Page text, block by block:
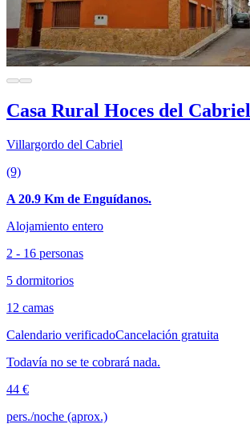
Casa Rural Hoces del Cabriel
Villargordo del Cabriel
(9)
A 20.9 Km de Enguídanos.
Alojamiento entero
2 - 16 personas
5 dormitorios
12 camas
Calendario verificadoCancelación gratuita
Todavía no se te cobrará nada.
44 €
pers./noche (aprox.)